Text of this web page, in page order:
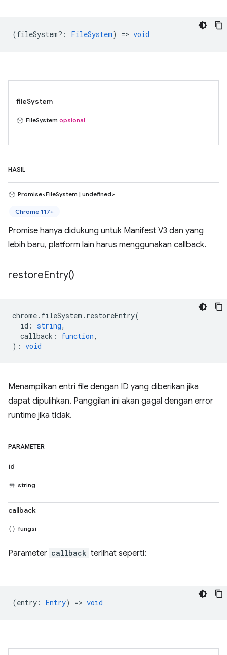
(fileSystem? : FileSystem) => void
fileSystem
FileSystem opsional
HASIL
Promise<FileSystem | undefined>
Chrome 117+
Promise hanya didukung untuk Manifest V3 dan yang
lebih baru, platform lain harus menggunakan callback.
restoreEntry()
chrome. fileSystem . restoreEntry(
id : string,
callback : function,
) : void
Menampilkan entri file dengan ID yang diberikan jika
dapat dipulihkan. Panggilan ini akan gagal dengan error
runtime jika tidak.
PARAMETER
id
string
callback
fungsi
Parameter callback terlihat seperti:
(entry : Entry) => void